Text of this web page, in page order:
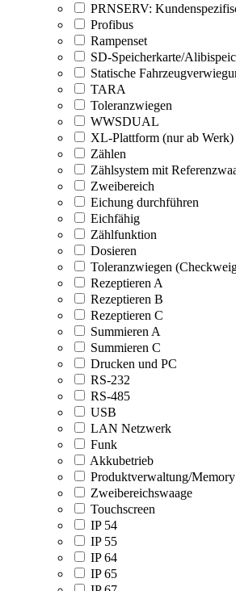
PRNSERV:
Profibus
Rampenset
SD-Speicherkarte/
Statische
TARA
Toleranzwiegen
WWSDUAL
XL-Plattform (nur ab Werk)
Zählen
Zählsystem mit
Zweibereich
Eichung durchführen
Eichfähig
Zählfunktion
Dosieren
Toleranzwiegen
Rezeptieren A
Rezeptieren B
Rezeptieren C
Summieren A
Summieren C
Drucken und PC
RS-232
RS-485
USB
LAN Netzwerk
Funk
Akkubetrieb
Produktverwaltung/Memory
Zweibereichswaage
Touchscreen
IP 54
IP 55
IP 64
IP 65